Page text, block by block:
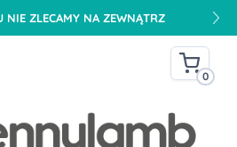
NIE ZLECAMY NA ZEWNĄTRZ
0